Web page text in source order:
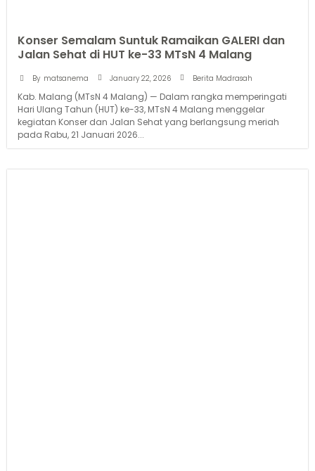
Konser Semalam Suntuk Ramaikan GALERI dan
Jalan Sehat di HUT ke-33 MTsN 4 Malang
By matsanema January 22, 2026 Berita Madrasah
Kab. Malang (MTsN 4 Malang) — Dalam rangka memperingati
Hari Ulang Tahun (HUT) ke-33, MTsN 4 Malang menggelar
kegiatan Konser dan Jalan Sehat yang berlangsung meriah
pada Rabu, 21 Januari 2026...